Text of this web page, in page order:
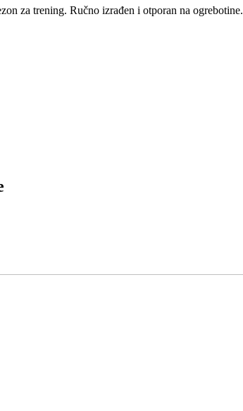
za trening. Ručno izrađen i otporan na ogrebotine.